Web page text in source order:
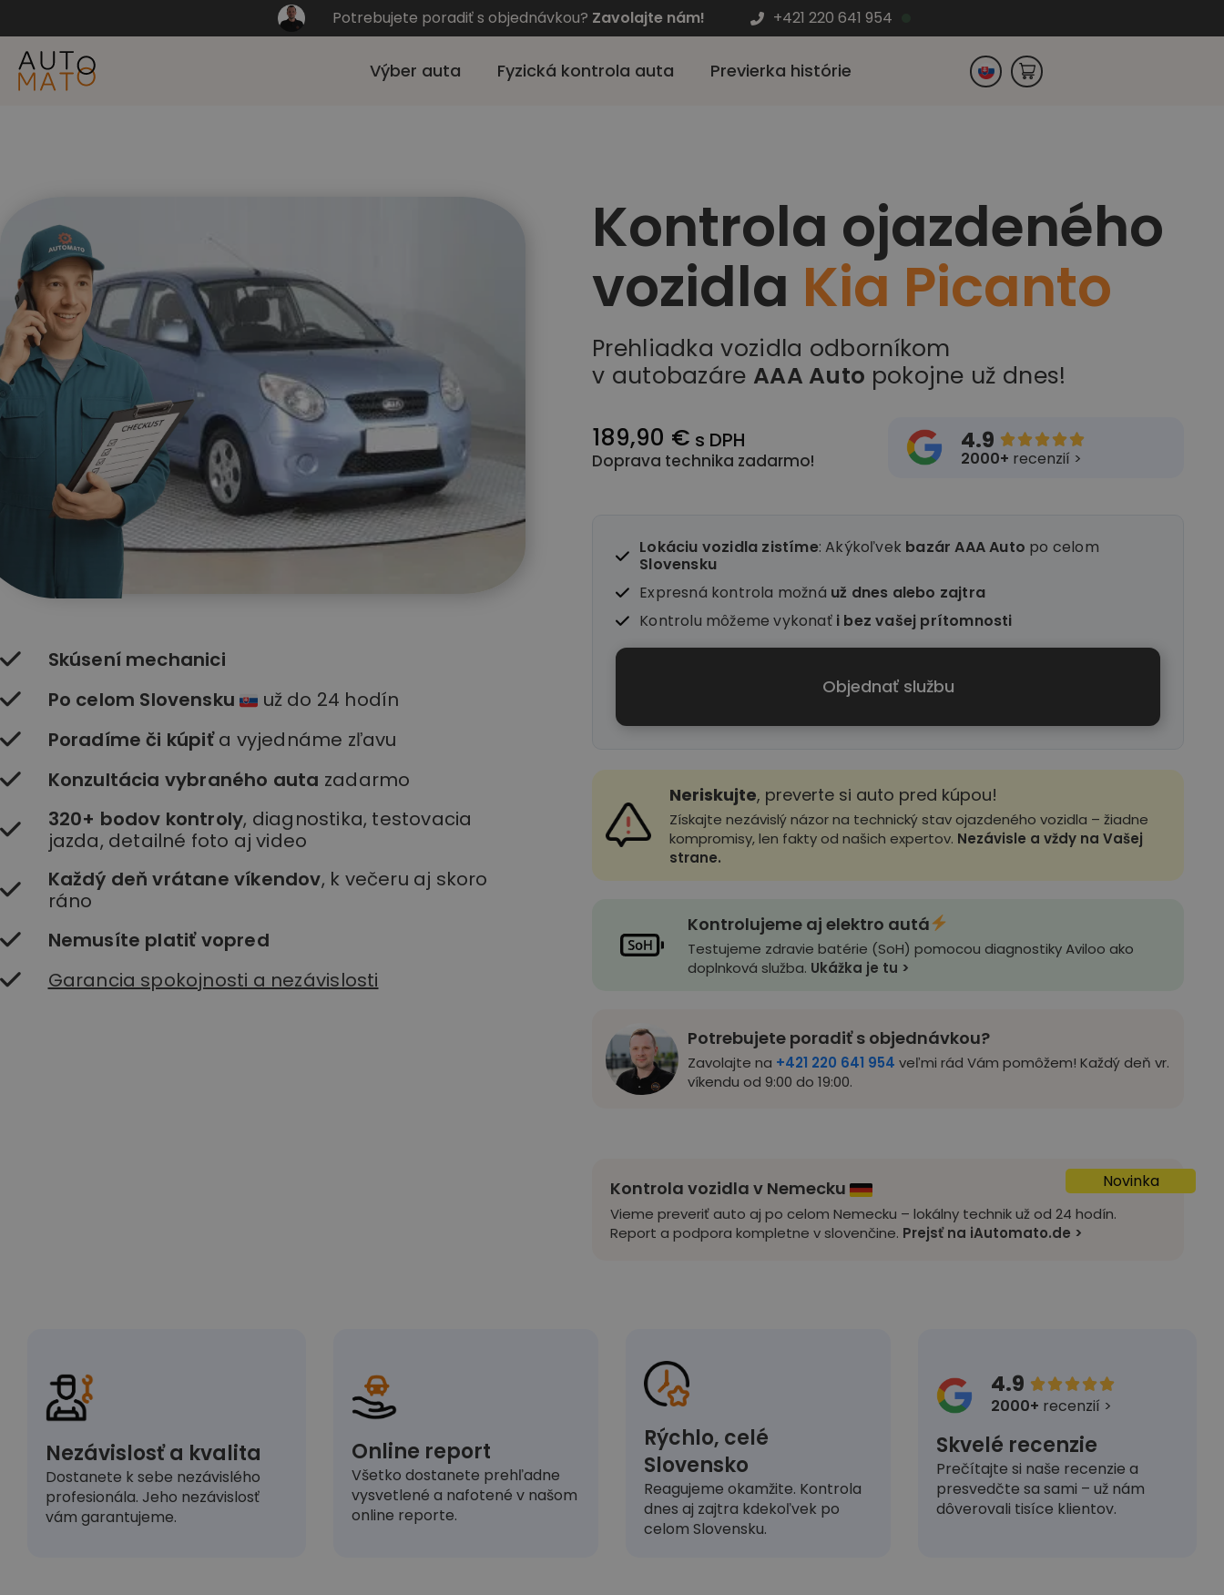
Potrebujete poradiť s objednávkou? Zavolajte nám! +421 220 641 954
Výber auta Fyzická kontrola auta Previerka histórie
Nemecko
Skúsení mechanici
Po celom Slovensku
už do 24 hodín
Poradíme či kúpiťa vyjednáme zľavu
Konzultácia vybraného auta zadarmo
320+ bodov kontroly, diagnostika, testovacia
jazda, detailné foto aj video
Každý deň vrátane víkendov, k večeru aj skoro
ráno
Nemusíte platiť vopred
Garancia spokojnosti a nezávislosti
Kontrola ojazdeného
vozidla Kia Picanto
Prehliadka vozidla odborníkom
v autobazáre AAA Auto pokojne už dnes!
189,90 € s DPH
Doprava technika zadarmo!
4.9 
2000+ recenzií >
Lokáciu vozidla zistíme: Akýkoľvek bazár AAA Auto po celom
Slovensku
Expresná kontrola možná už dnes alebo zajtra
Kontrolu môžeme vykonať i bez vašej prítomnosti
Objednať službu
Neriskujte, preverte si auto pred kúpou!
Získajte nezávislý názor na technický stav ojazdeného vozidla – žiadne
kompromisy, len fakty od našich expertov. Nezávisle a vždy na Vašej
strane.
Kontrolujeme aj elektro autá
Testujeme zdravie batérie (SoH) pomocou diagnostiky Aviloo ako
doplnková služba. Ukážka je tu >
Potrebujete poradiť s objednávkou?
Zavolajte na +421 220 641 954 veľmi rád Vám pomôžem! Každý deň vr.
víkendu od 9:00 do 19:00.
Novinka
Kontrola vozidla v Nemecku
Vieme preveriť auto aj po celom Nemecku – lokálny technik už od 24 hodín.
Report a podpora kompletne v slovenčine. Prejsť na iAutomato.de >
Nezávislosť a kvalita
Dostanete k sebe nezávislého
profesionála. Jeho nezávislosť
vám garantujeme.
Online report
Všetko dostanete prehľadne
vysvetlené a nafotené v našom
online reporte.
Rýchlo, celé
Slovensko
Reagujeme okamžite. Kontrola
dnes aj zajtra kdekoľvek po
celom Slovensku.
4.9 
2000+ recenzií >
Skvelé recenzie
Prečítajte si naše recenzie a
presvedčte sa sami – už nám
dôverovali tisíce klientov.